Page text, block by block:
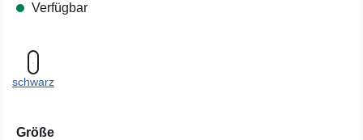
Verfügbar
schwarz
Größeauswählen